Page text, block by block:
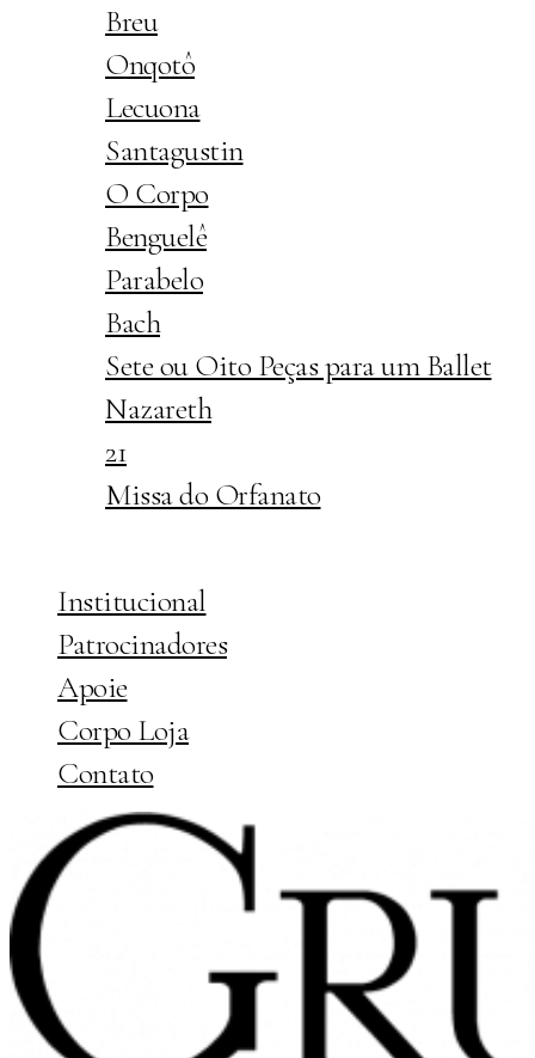
Breu
Onqotô
Lecuona
Santagustin
O Corpo
Benguelê
Parabelo
Bach
Sete ou Oito Peças para um Ballet
Nazareth
21
Missa do Orfanato
Institucional
Patrocinadores
Apoie
Corpo Loja
Contato